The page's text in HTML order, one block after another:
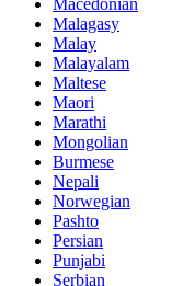
Macedonian
Malagasy
Malay
Malayalam
Maltese
Maori
Marathi
Mongolian
Burmese
Nepali
Norwegian
Pashto
Persian
Punjabi
Serbian